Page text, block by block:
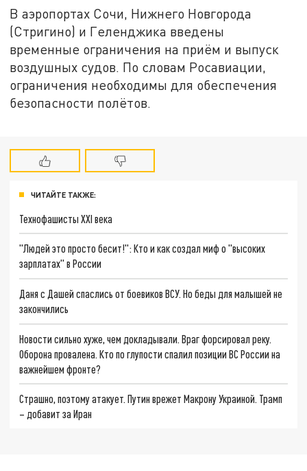
В аэропортах Сочи, Нижнего Новгорода
(Стригино) и Геленджика введены
временные ограничения на приём и выпуск
воздушных судов. По словам Росавиации,
ограничения необходимы для обеспечения
безопасности полётов.
ЧИТАЙТЕ ТАКЖЕ:
Технофашисты XXI века
"Людей это просто бесит!": Кто и как создал миф о "высоких
зарплатах" в России
Даня с Дашей спаслись от боевиков ВСУ. Но беды для малышей не
закончились
Новости сильно хуже, чем докладывали. Враг форсировал реку.
Оборона провалена. Кто по глупости спалил позиции ВС России на
важнейшем фронте?
Страшно, поэтому атакует. Путин врежет Макрону Украиной. Трамп
– добавит за Иран